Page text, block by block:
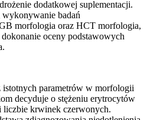
dodatkowej suplementacji.
badań
morfologia oraz HCT morfologia,
oceny podstawowych
parametrów w morfologii
decyduje o stężeniu erytrocytów
krwinek czerwonych.